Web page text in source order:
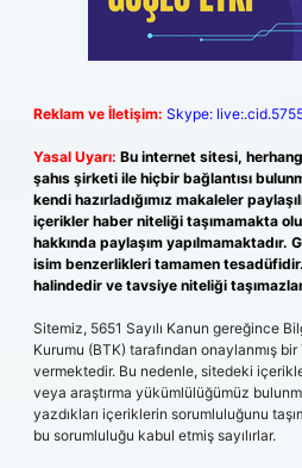
Reklam ve İletişim: Skype:
Yasal Uyarı: Bu internet sitesi,
şahıs şirketi ile hiçbir bağlantısı
kendi hazırladığımız makaleler
içerikler haber niteliği taşımamakta
hakkında paylaşım yapılmamaktadır.
isim benzerlikleri tamamen
halindedir ve tavsiye niteliği
Sitemiz, 5651 Sayılı Kanun gereğince
Kurumu (BTK) tarafından onaylanmış
vermektedir. Bu nedenle, sitedeki
veya araştırma yükümlülüğümüz
yazdıkları içeriklerin sorumluluğunu
bu sorumluluğu kabul etmiş sayılırlar.